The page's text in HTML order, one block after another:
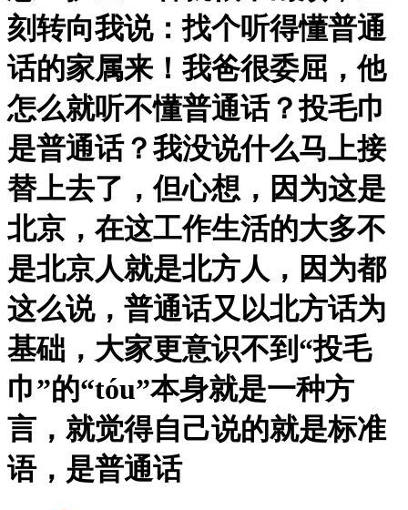
刻转向我说：找个听得懂普通
话的家属来！我爸很委屈，他
怎么就听不懂普通话？投毛巾
是普通话？我没说什么马上接
替上去了，但心想，因为这是
北京，在这工作生活的大多不
是北京人就是北方人，因为都
这么说，普通话又以北方话为
基础，大家更意识不到“投毛
巾”的“tóu”本身就是一种方
言，就觉得自己说的就是标准
语，是普通话